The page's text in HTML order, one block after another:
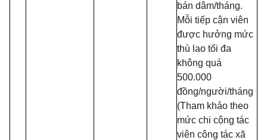
bán dâm/tháng.
Mỗi tiếp cận viên
được hưởng mức
thù lao tối đa
không quá
500.000
đồng/người/tháng
(Tham khảo theo
mức chi cộng tác
viên công tác xã